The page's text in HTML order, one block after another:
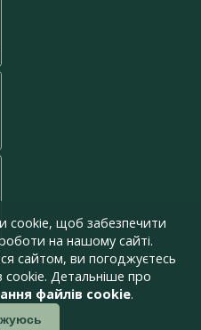
cookie, щоб забезпечити
на нашому сайті.
сайтом, ви погоджуєтесь
cookie. Детальніше про
файлів cookie.